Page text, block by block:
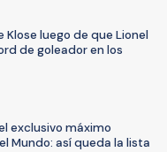
Klose luego de que Lionel
de goleador en los
exclusivo máximo
Mundo: así queda la lista